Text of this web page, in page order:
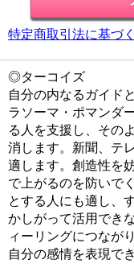
特定商取引法に基づ
◎ターコイズ
自分の内なるガイド
ラソーマ・ポマンダ
る人を支援し、その
消します。新聞、テ
適します。創造性を
で上がるのを防いで
とする人にも適し、
かしがって活用でき
ィーリングにつなが
自分の感情を表現で